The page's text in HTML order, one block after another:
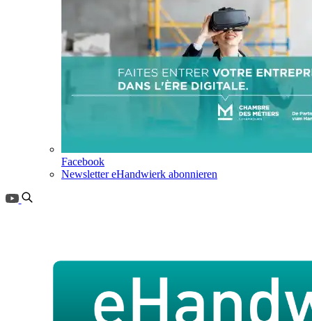
Facebook
Newsletter eHandwierk abonnieren